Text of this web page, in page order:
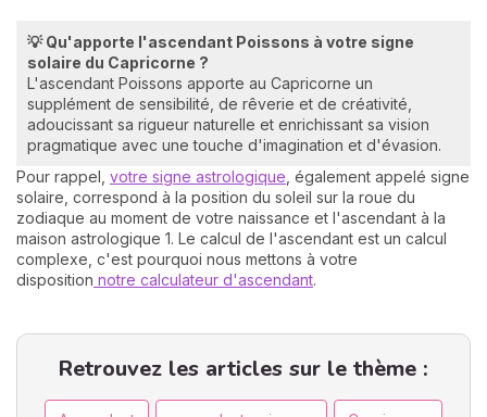
💡 Qu'apporte l'ascendant Poissons à votre signe
solaire du Capricorne ?
L'ascendant Poissons apporte au Capricorne un
supplément de sensibilité, de rêverie et de créativité,
adoucissant sa rigueur naturelle et enrichissant sa vision
pragmatique avec une touche d'imagination et d'évasion.
Pour rappel, votre signe astrologique , également appelé signe
solaire, correspond à la position du soleil sur la roue du
zodiaque au moment de votre naissance et l'ascendant à la
maison astrologique 1. Le calcul de l'ascendant est un calcul
complexe, c'est pourquoi nous mettons à votre
disposition notre calculateur d'ascendant.
Retrouvez les articles sur le thème :